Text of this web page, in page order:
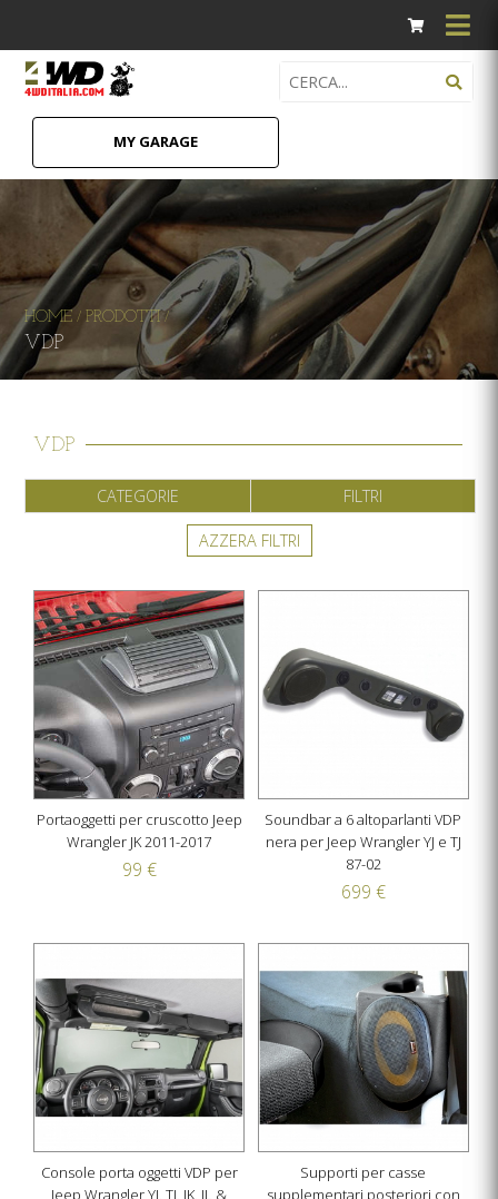
MY GARAGE
HOME /PRODOTTI /
VDP
VDP
CATEGORIE FILTRI
AZZERA FILTRI
Portaoggetti per cruscotto Jeep
Wrangler JK 2011-2017
99 €
Soundbar a 6 altoparlanti VDP
nera per Jeep Wrangler YJ e TJ
87-02
699 €
Console porta oggetti VDP per
Jeep Wrangler YJ, TJ, JK, JL &
Supporti per casse
supplementari posteriori con